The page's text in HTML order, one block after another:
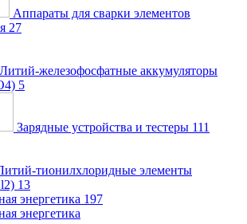
Аппараты для сварки элементов
27
Литий-железофосфатные аккумуляторы
5
Зарядные устройства и тестеры 111
тионилхлоридные элементы
13
энергетика 197
энергетика